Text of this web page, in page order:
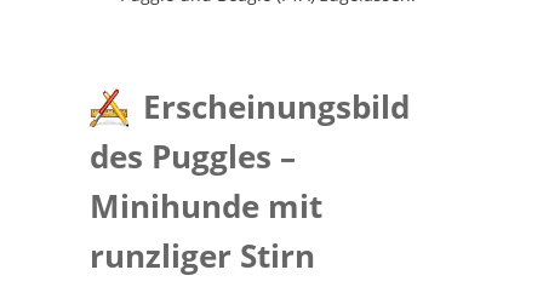
Erscheinungsbild
des Puggles –
Minihunde mit
runzliger Stirn